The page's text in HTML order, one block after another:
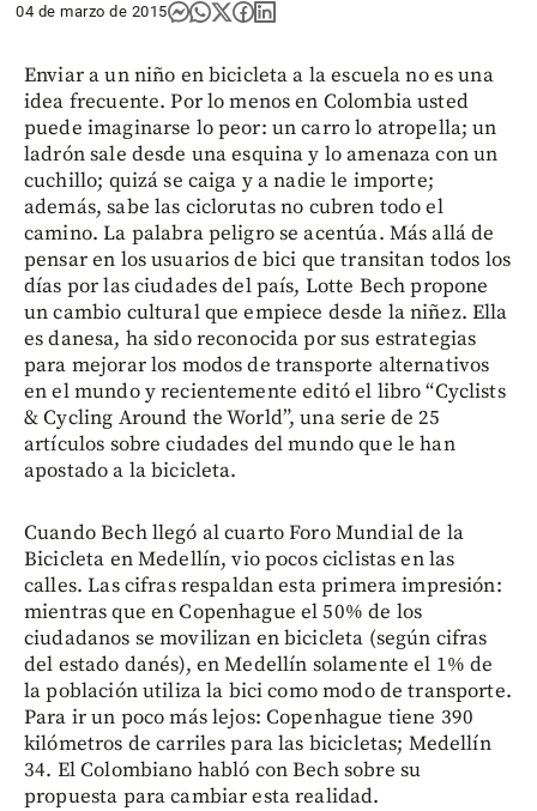
04 de marzo de 2015
Enviar a un niño en bicicleta a la escuela no es una
idea frecuente. Por lo menos en Colombia usted
puede imaginarse lo peor: un carro lo atropella; un
ladrón sale desde una esquina y lo amenaza con un
cuchillo; quizá se caiga y a nadie le importe;
además, sabe las ciclorutas no cubren todo el
camino. La palabra peligro se acentúa. Más allá de
pensar en los usuarios de bici que transitan todos los
días por las ciudades del país, Lotte Bech propone
un cambio cultural que empiece desde la niñez. Ella
es danesa, ha sido reconocida por sus estrategias
para mejorar los modos de transporte alternativos
en el mundo y recientemente editó el libro “Cyclists
& Cycling Around the World”, una serie de 25
artículos sobre ciudades del mundo que le han
apostado a la bicicleta.
Cuando Bech llegó al cuarto Foro Mundial de la
Bicicleta en Medellín, vio pocos ciclistas en las
calles. Las cifras respaldan esta primera impresión:
mientras que en Copenhague el 50% de los
ciudadanos se movilizan en bicicleta (según cifras
del estado danés), en Medellín solamente el 1% de
la población utiliza la bici como modo de transporte.
Para ir un poco más lejos: Copenhague tiene 390
kilómetros de carriles para las bicicletas; Medellín
34. El Colombiano habló con Bech sobre su
propuesta para cambiar esta realidad.